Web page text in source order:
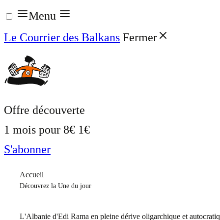
Aller
au
contenu
Menu
Le Courrier des Balkans Fermer
Offre découverte
1 mois pour 8€ 1€
S'abonner
Accueil
Découvrez la Une du jour
L'Albanie d'Edi Rama en pleine dérive oligarchique et